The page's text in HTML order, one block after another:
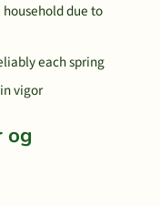
due to
each spring
vigor
og